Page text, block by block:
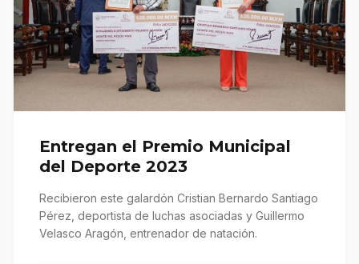
Entregan el Premio Municipal
del Deporte 2023
Recibieron este galardón Cristian Bernardo Santiago
Pérez, deportista de luchas asociadas y Guillermo
Velasco Aragón, entrenador de natación.